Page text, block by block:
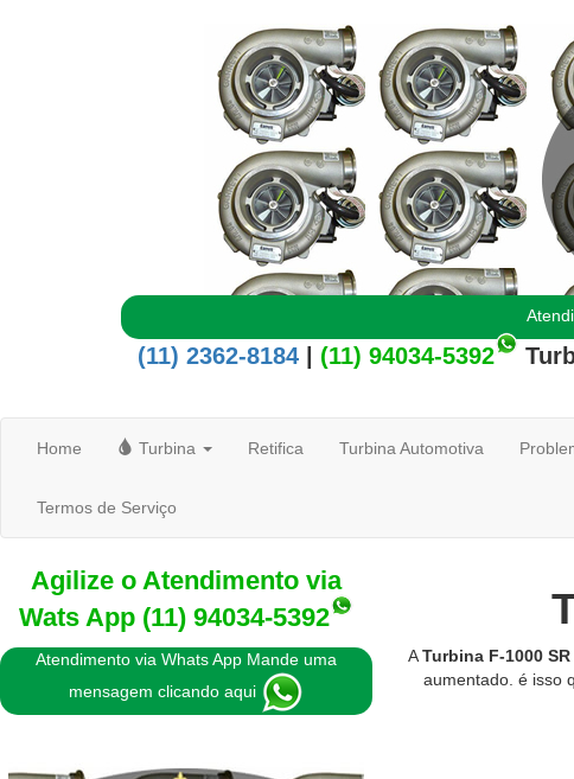
(11) 2362-8184| (11) 94034-5392
Home Turbina Retifica Turbina Automotiva
Termos de Serviço
Agilize o Atendimento via
Wats App (11) 94034-5392
Atendimento via Whats App Mande uma
mensagem clicando aqui
ATurbina F-1000
aumentado. é isso